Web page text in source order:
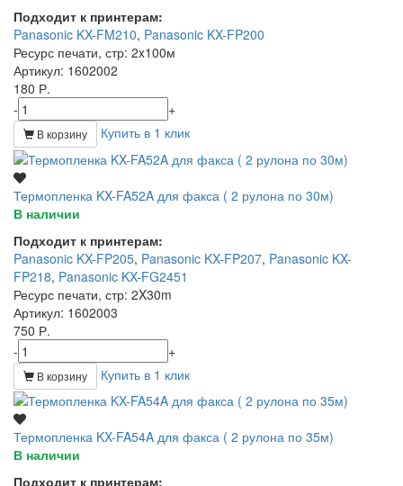
Подходит к принтерам:
Panasonic KX-FM210, Panasonic KX-FP200
Ресурс печати, стр: 2x100м
Артикул: 1602002
180 Р.
-
+
В корзину Купить в 1 клик
Термопленка KX-FA52A для факса ( 2 рулона по 30м)
В наличии
Подходит к принтерам:
Panasonic KX-FP205, Panasonic KX-FP207, Panasonic KX-
FP218, Panasonic KX-FG2451
Ресурс печати, стр: 2X30m
Артикул: 1602003
750 Р.
-
+
В корзину Купить в 1 клик
Термопленка KX-FA54A для факса ( 2 рулона по 35м)
В наличии
Подходит к принтерам: